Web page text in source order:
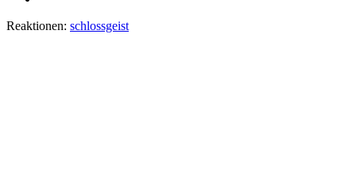
Reaktionen: schlossgeist